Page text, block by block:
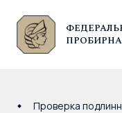
© Федеральная
Проверка